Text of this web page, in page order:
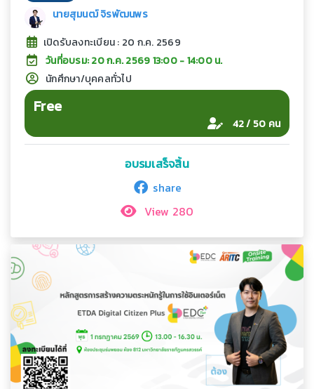
นายสุมนฒ์ จิรพัฒนพร
เปิดรับลงทะเบียน : 20 ก.ค. 2569
วันที่อบรม: 20 ก.ค. 2569 13:00 - 14:00 น.
นักศึกษา/บุคคลทั่วไป
Free
42 / 50 คน
อบรมเสร็จสิ้น
share
View 280